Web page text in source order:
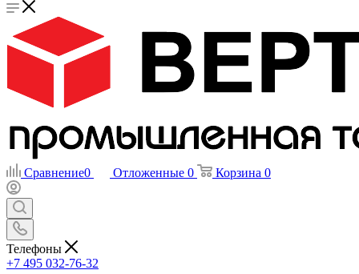
Сравнение0 Отложенные 0 Корзина 0
Телефоны
+7 495 032-76-32